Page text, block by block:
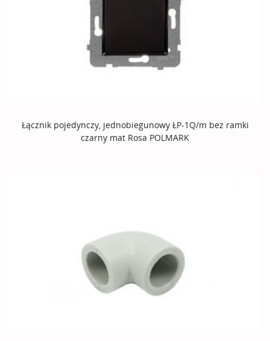
Łącznik pojedynczy, jednobiegunowy ŁP-1Q/m bez ramki
czarny mat Rosa POLMARK